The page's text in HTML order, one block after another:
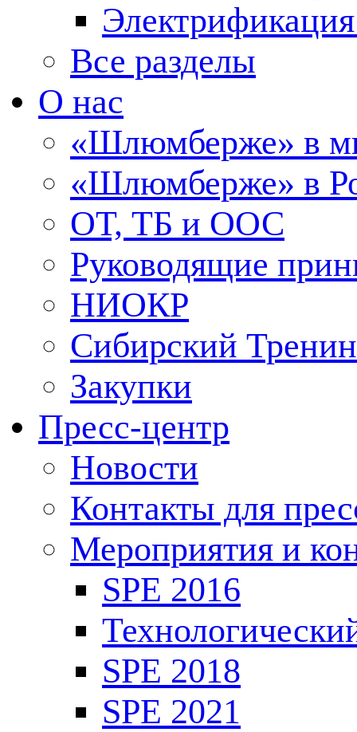
Все разделы
О нас
«Шлюмберже» в
«Шлюмберже» в
ОТ, ТБ и ООС
Руководящие
НИОКР
Сибирский
Закупки
Пресс-центр
Новости
Контакты для
Мероприятия и
SPE 2016
SPE 2018
SPE 2021